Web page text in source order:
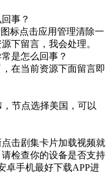
事？
标点击应用管理清除一
下留言，我会处理。
是怎么回事？
在当前资源下面留言即
节点选择美国，可以
击剧集卡片加载视频就
检查你的设备是否支持
卓手机最好下载APP进